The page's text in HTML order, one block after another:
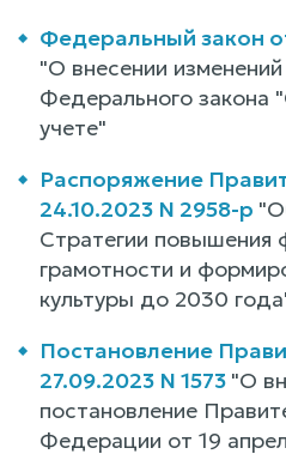
Федеральный закон
"О внесении
Федерального закона
учете"
Распоряжение
24.10.2023 N 2958-р
Стратегии повышения
грамотности и
культуры до 2030
Постановление
27.09.2023 N 1573 "О
постановление
Федерации от 19